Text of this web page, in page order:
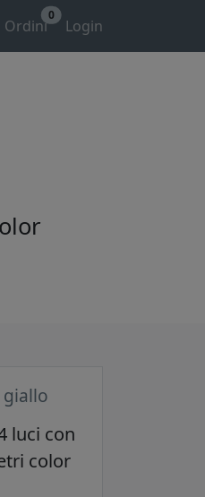
Ordini
0
Login
giallo
luci con
color